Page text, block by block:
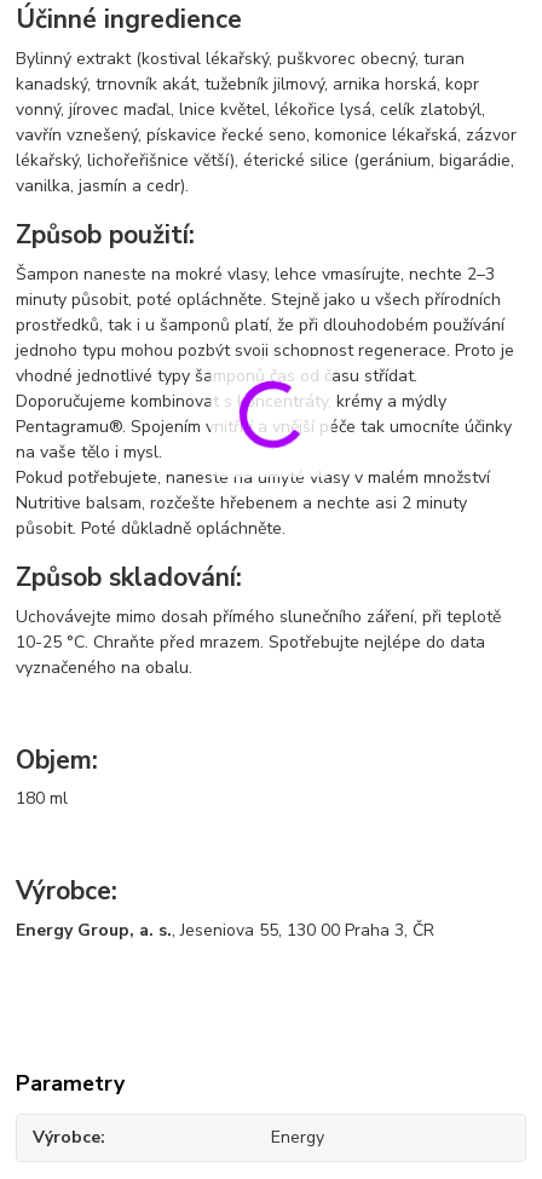
Účinné ingredience
Bylinný extrakt (kostival lékařský, puškvorec obecný, turan
kanadský, trnovník akát, tužebník jilmový, arnika horská, kopr
vonný, jírovec maďal, lnice květel, lékořice lysá, celík zlatobýl,
vavřín vznešený, pískavice řecké seno, komonice lékařská, zázvor
lékařský, lichořeřišnice větší), éterické silice (geránium, bigarádie,
vanilka, jasmín a cedr).
Způsob použití:
Šampon naneste na mokré vlasy, lehce vmasírujte, nechte 2–3
minuty působit, poté opláchněte. Stejně jako u všech přírodních
prostředků, tak i u šamponů platí, že při dlouhodobém používání
jednoho typu mohou pozbýt svoji schopnost regenerace. Proto je
vhodné jednotlivé typy šamponů čas od času střídat.
Doporučujeme kombinovat s koncentráty, krémy a mýdly
Pentagramu®. Spojením vnitřní a vnější péče tak umocníte účinky
na vaše tělo i mysl.
Pokud potřebujete, naneste na umyté vlasy v malém množství
Nutritive balsam, rozčešte hřebenem a nechte asi 2 minuty
působit. Poté důkladně opláchněte.
Způsob skladování:
Uchovávejte mimo dosah přímého slunečního záření, při teplotě
10-25 °C. Chraňte před mrazem. Spotřebujte nejlépe do data
vyznačeného na obalu.
Objem:
180 ml
Výrobce:
Energy Group, a. s., Jeseniova 55, 130 00 Praha 3, ČR
Parametry
Výrobce Energy